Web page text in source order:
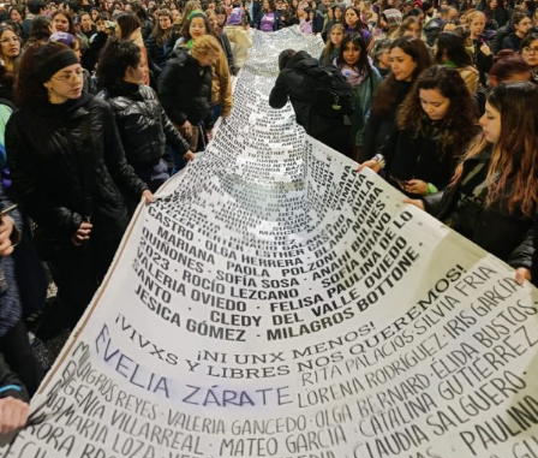
productores, docentes, ambientalistas y vecinos que
resisten otra avanzada sobre un territorio en disputa.
Por Francisco Pandolfi